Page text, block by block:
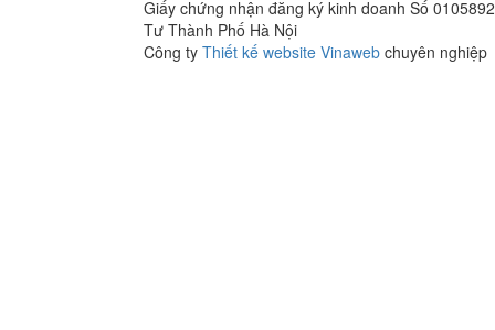
Giấy chứng nhận đăng ký kinh doanh Số
Tư Thành Phố Hà Nội
Công ty Thiết kế website Vinaweb chuyên nghiệp